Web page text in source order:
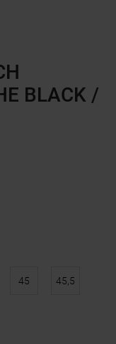
BLACK /
45 45,5